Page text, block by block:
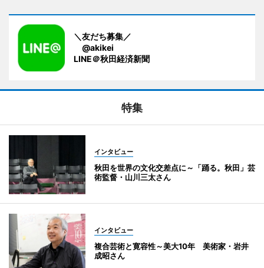
＼友だち募集／
@akikei
LINE＠秋田経済新聞
特集
インタビュー
秋田を世界の文化交差点に～「踊る。秋田」芸
術監督・山川三太さん
インタビュー
複合芸術と寛容性～美大10年 美術家・岩井
成昭さん